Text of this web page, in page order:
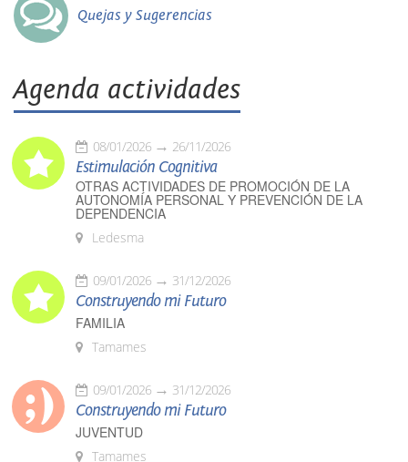
Quejas y Sugerencias
Agenda actividades
08/01/2026 26/11/2026
Estimulación Cognitiva
OTRAS ACTIVIDADES DE PROMOCIÓN DE LA
AUTONOMÍA PERSONAL Y PREVENCIÓN DE LA
DEPENDENCIA
Ledesma
09/01/2026 31/12/2026
Construyendo mi Futuro
FAMILIA
Tamames
09/01/2026 31/12/2026
Construyendo mi Futuro
JUVENTUD
Tamames